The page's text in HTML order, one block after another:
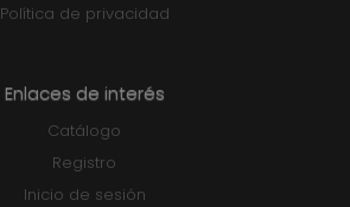
Política de privacidad
Enlaces de interés
Catálogo
Registro
Inicio de sesión